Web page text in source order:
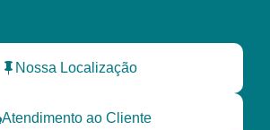
Nossa Localização
Atendimento ao Cliente